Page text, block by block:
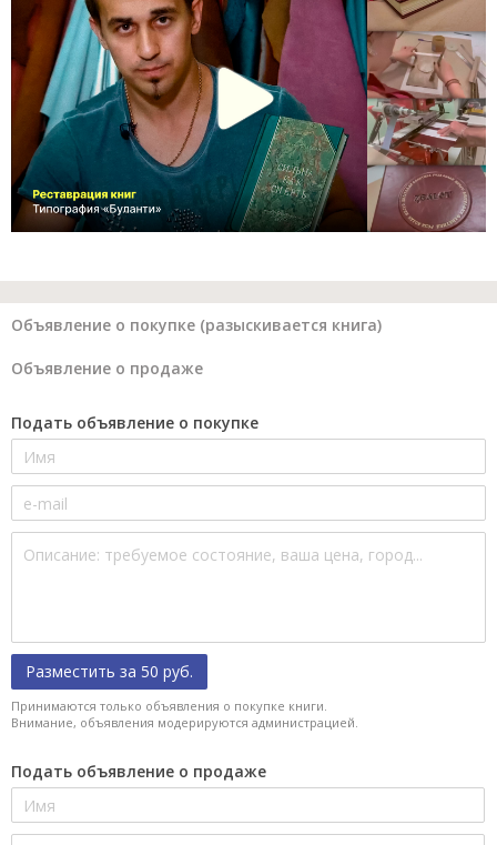
Объявление о покупке (разыскивается книга)
Объявление о продаже
Подать объявление о покупке
Разместить за 50 руб.
Принимаются только объявления о покупке книги.
Внимание, объявления модерируются администрацией.
Подать объявление о продаже